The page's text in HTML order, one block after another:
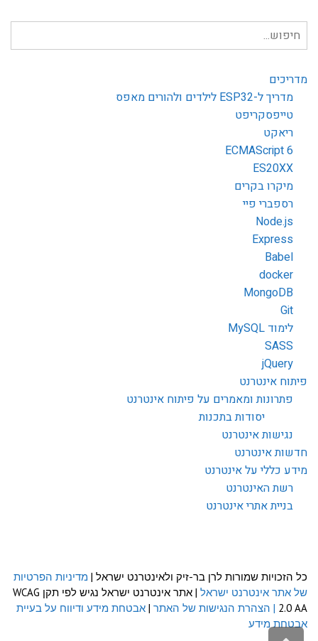
חיפוש
עבור:
מדריכים
מדריך ל-ESP32 לילדים ולהורים מאפס
טייפסקריפט
ריאקט
ECMAScript 6
ES20XX
מיקרו בקרים
רספברי פיי
Node.js
Express
Babel
docker
MongoDB
Git
לימוד MySQL
SASS
jQuery
פיתוח אינטרנט
פתרונות ומאמרים על פיתוח אינטרנט
יסודות בתכנות
נגישות אינטרנט
חדשות אינטרנט
מידע כללי על אינטרנט
רשת האינטרנט
בניית אתרי אינטרנט
כל הזכויות שמורות לרן בר-זיק ולאינטרנט ישראל | מדיניות הפרטיות
של אתר אינטרנט ישראל
| אתר אינטרנט ישראל נגיש לפי תקן WCAG
2.0 AA | הצהרת הנגישות של האתר | אבטחת מידע ודיווח על בעיית
אבטחת מידע